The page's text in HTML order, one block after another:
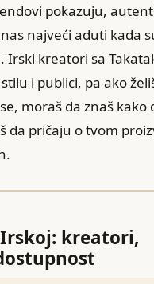
pokazuju,
najveći aduti kada
Irski kreatori sa
i publici, pa ako
moraš da znaš kako
da pričaju o tvom
kreatori,